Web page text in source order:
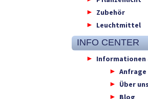
Zubehör
Leuchtmittel
INFO CENTER
Informationen
Anfrage
Über uns
Blog